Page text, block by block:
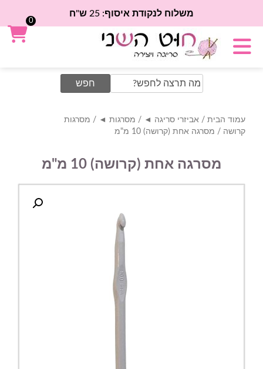
משלוח לנקודת איסוף: 25 ש"ח
Search
for:
עמוד הבית / אביזרי סריגה ◄ / מסרגות ◄ / מסרגות
קרושה / מסרגה אחת (קרושה) 10 מ"מ
מסרגה אחת (קרושה) 10 מ"מ
0